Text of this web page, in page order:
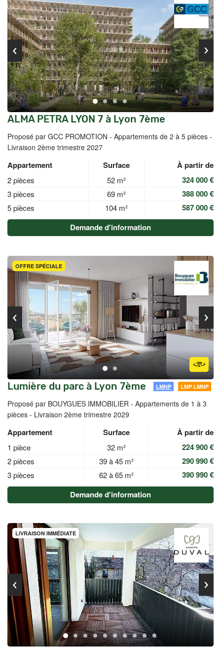
ALMA PETRA LYON 7 à Lyon 7ème
Proposé par GCC PROMOTION - Appartements de 2 à 5 pièces -
Livraison 2ème trimestre 2027
Appartement Surface À partir de
2 pièces 52 m² 324 000 €
3 pièces 69 m² 388 000 €
5 pièces 104 m²
587 000 €
Demande d'information
OFFRE SPÉCIALE
Lumière du parc à Lyon 7ème LMNP LMP LMNP
Proposé par BOUYGUES IMMOBILIER - Appartements de 1 à 3
pièces - Livraison 2ème trimestre 2029
Appartement Surface À partir de
1 pièce 32 m² 224 900 €
2 pièces 39 à 45 m² 290 990 €
3 pièces 62 à 65 m²
390 990 €
Demande d'information
LIVRAISON IMMÉDIATE